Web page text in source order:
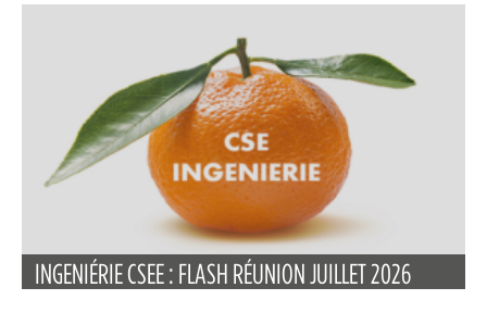
INGENIÉRIE CSEE : FLASH RÉUNION JUILLET 2026